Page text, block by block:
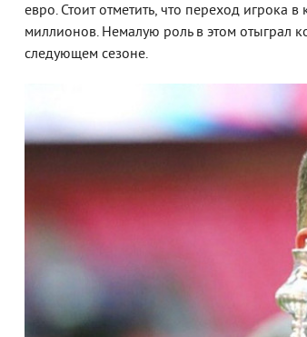
евро. Стоит отметить, что переход игрока
миллионов. Немалую роль в этом отыграл
следующем сезоне.